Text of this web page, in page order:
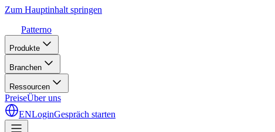
Zum Hauptinhalt springen
Patterno
Produkte
Branchen
Ressourcen
PreiseÜber uns
ENLoginGespräch starten